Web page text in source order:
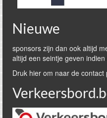
Nieuwe
sponsors zijn dan ook altijd
altijd een seintje geven
Druk hier om naar de contact